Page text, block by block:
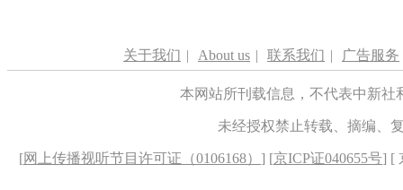
关于我们 | About us | 联系我们 | 广告服务
本网站所刊载信息，不代表中新
未经授权禁止转载、摘编、
[网上传播视听节目许可证（0106168） ] [京ICP证040655号] [